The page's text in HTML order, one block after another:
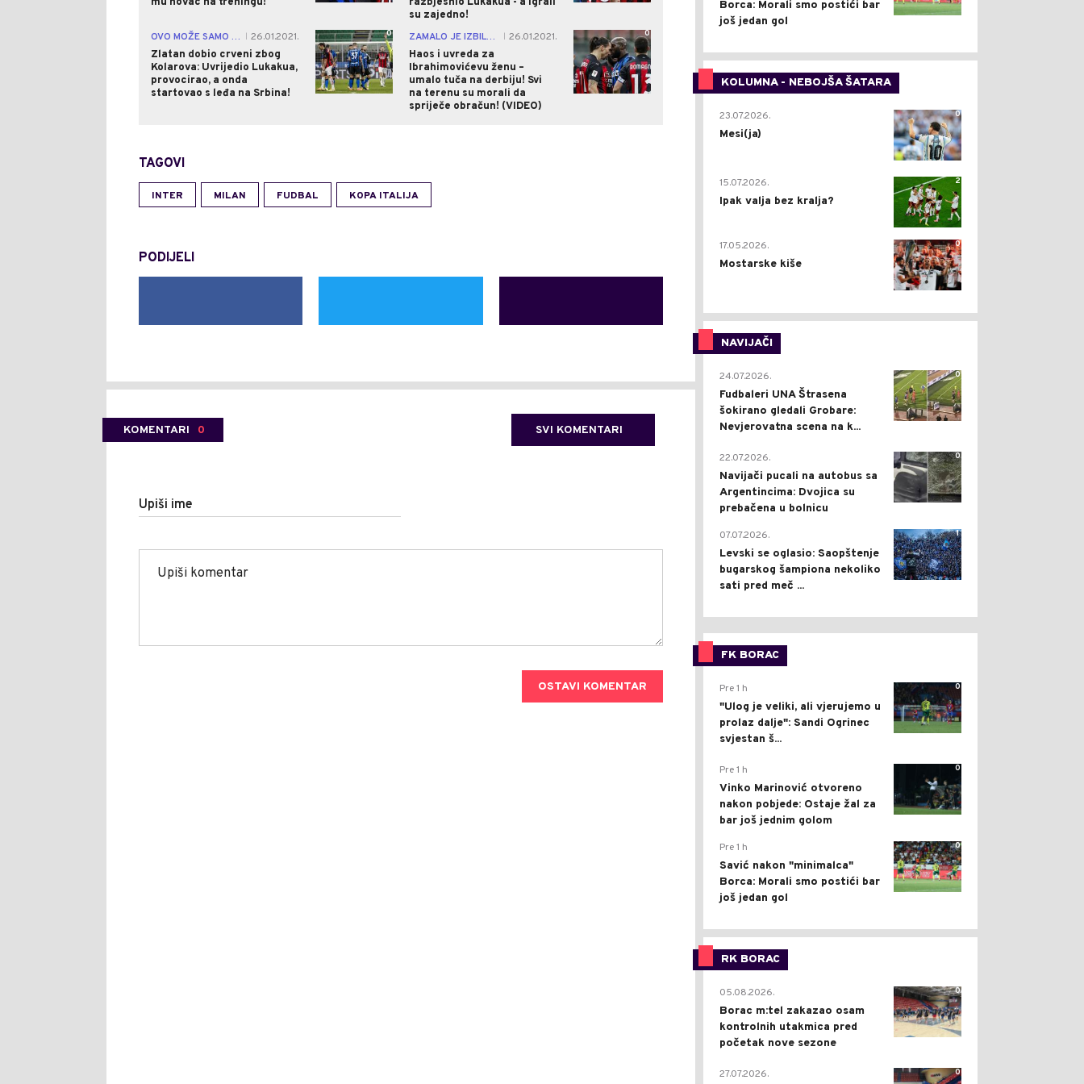
su zajedno!
OVO MOŽE SAMO ZLATAN
26.01.2021.
Zlatan dobio crveni zbog
Kolarova: Uvrijedio Lukakua,
provocirao, a onda
startovao s leđa na Srbina!
0 ZAMALO JE IZBILA OGROMNA TUČA!
26.01.2021.
Haos i uvreda za
Ibrahimovićevu ženu –
umalo tuča na derbiju! Svi
na terenu su morali da
spriječe obračun! (VIDEO)
0
TAGOVI
INTER MILAN FUDBAL KOPA ITALIJA
PODIJELI
KOMENTARI 0 SVI KOMENTARI
Upiši ime
OSTAVI KOMENTAR
Borca: Morali smo postići bar
još jedan gol
KOLUMNA - NEBOJŠA ŠATARA
0
23.07.2026.
Mesi(ja)
2
15.07.2026.
Ipak valja bez kralja?
0
17.05.2026.
Mostarske kiše
NAVIJAČI
0
24.07.2026.
Fudbaleri UNA Štrasena
šokirano gledali Grobare:
Nevjerovatna scena na k...
0
22.07.2026.
Navijači pucali na autobus sa
Argentincima: Dvojica su
prebačena u bolnicu
1
07.07.2026.
Levski se oglasio: Saopštenje
bugarskog šampiona nekoliko
sati pred meč ...
FK BORAC
0
Pre 1 h
"Ulog je veliki, ali vjerujemo u
prolaz dalje": Sandi Ogrinec
svjestan š...
0
Pre 1 h
Vinko Marinović otvoreno
nakon pobjede: Ostaje žal za
bar još jednim golom
0
Pre 1 h
Savić nakon "minimalca"
Borca: Morali smo postići bar
još jedan gol
RK BORAC
0
05.08.2026.
Borac m:tel zakazao osam
kontrolnih utakmica pred
početak nove sezone
0
27.07.2026.